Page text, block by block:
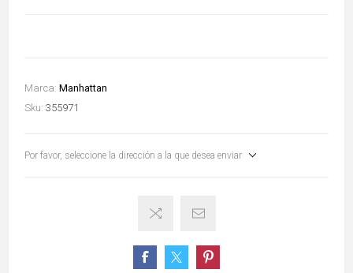
Marca: Manhattan
Sku: 355971
Por favor, seleccione la dirección a la que desea enviar